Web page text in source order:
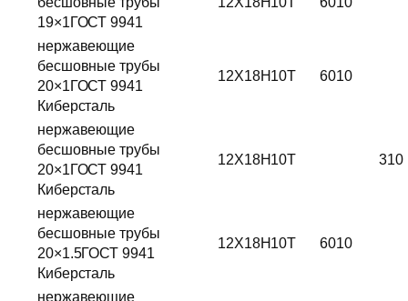
19×1ГОСТ 9941
нержавеющие
бесшовные трубы
20×1ГОСТ 9941
Киберсталь
12Х18Н10Т 6010
нержавеющие
бесшовные трубы
20×1ГОСТ 9941
Киберсталь
12Х18Н10Т 310
нержавеющие
бесшовные трубы
20×1.5ГОСТ 9941
Киберсталь
12Х18Н10Т 6010
нержавеющие